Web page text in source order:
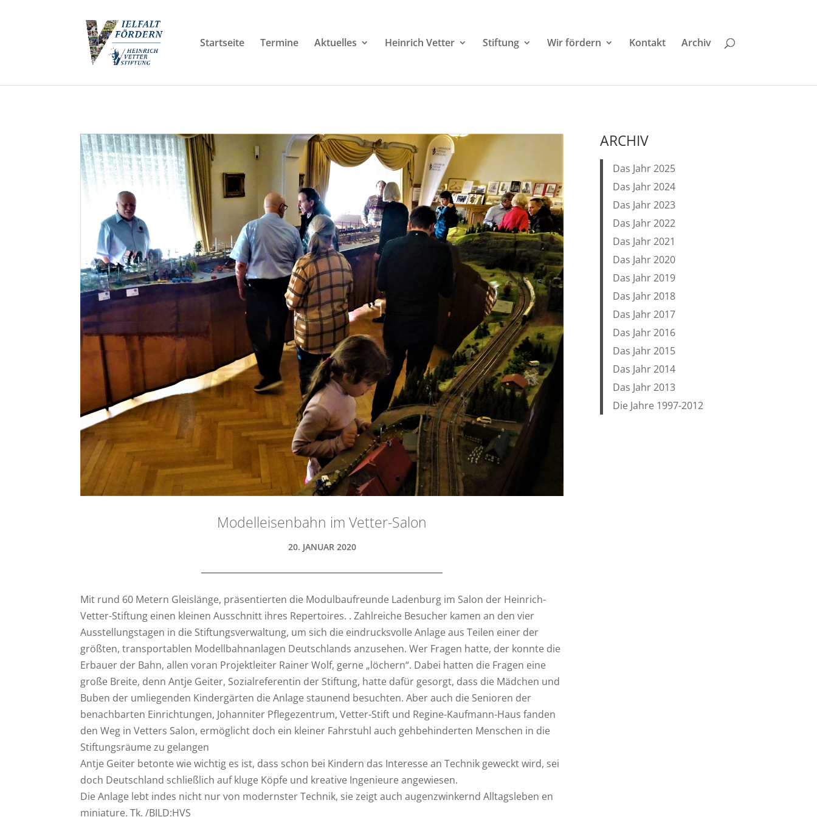
Startseite Termine Aktuelles Heinrich Vetter Stiftung Wir fördern Kontakt Archiv
Modelleisenbahn im Vetter-Salon
20. JANUAR 2020
Mit rund 60 Metern Gleislänge, präsentierten die Modulbaufreunde Ladenburg im Salon der Heinrich-
Vetter-Stiftung einen kleinen Ausschnitt ihres Repertoires. . Zahlreiche Besucher kamen an den vier
Ausstellungstagen in die Stiftungsverwaltung, um sich die eindrucksvolle Anlage aus Teilen einer der
größten, transportablen Modellbahnanlagen Deutschlands anzusehen. Wer Fragen hatte, der konnte die
Erbauer der Bahn, allen voran Projektleiter Rainer Wolf, gerne „löchern“. Dabei hatten die Fragen eine
große Breite, denn Antje Geiter, Sozialreferentin der Stiftung, hatte dafür gesorgt, dass die Mädchen und
Buben der umliegenden Kindergärten die Anlage staunend besuchten. Aber auch die Senioren der
benachbarten Einrichtungen, Johanniter Pflegezentrum, Vetter-Stift und Regine-Kaufmann-Haus fanden
den Weg in Vetters Salon, ermöglicht doch ein kleiner Fahrstuhl auch gehbehinderten Menschen in die
Stiftungsräume zu gelangen
Antje Geiter betonte wie wichtig es ist, dass schon bei Kindern das Interesse an Technik geweckt wird, sei
doch Deutschland schließlich auf kluge Köpfe und kreative Ingenieure angewiesen.
Die Anlage lebt indes nicht nur von modernster Technik, sie zeigt auch augenzwinkernd Alltagsleben en
miniature. Tk. /BILD:HVS
ARCHIV
Das Jahr 2025
Das Jahr 2024
Das Jahr 2023
Das Jahr 2022
Das Jahr 2021
Das Jahr 2020
Das Jahr 2019
Das Jahr 2018
Das Jahr 2017
Das Jahr 2016
Das Jahr 2015
Das Jahr 2014
Das Jahr 2013
Die Jahre 1997-2012